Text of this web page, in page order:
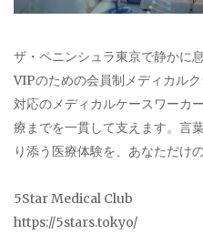
ザ・ペニンシュラ東京で静かに
VIPのための会員制メディカル
対応のメディカルケースワーカ
療までを一貫して支えます。言
り添う医療体験を、あなただけの
5Star Medical Club
https://5stars.tokyo/